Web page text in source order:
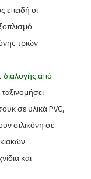
επειδή οι
τριών
διαλογής από
σε υλικά PVC,
σιλικόνη σε
και